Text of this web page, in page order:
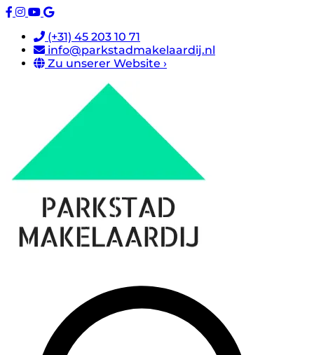
(+31) 45 203 10 71
info@parkstadmakelaardij.nl
Zu unserer Website ›